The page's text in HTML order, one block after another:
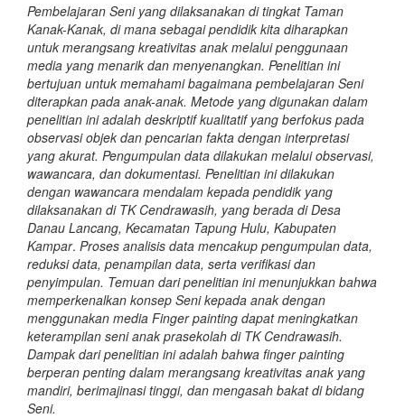
Pembelajaran Seni yang dilaksanakan di tingkat Taman
Kanak-Kanak, di mana sebagai pendidik kita diharapkan
untuk merangsang kreativitas anak melalui penggunaan
media yang menarik dan menyenangkan. Penelitian ini
bertujuan untuk memahami bagaimana pembelajaran Seni
diterapkan pada anak-anak. Metode yang digunakan dalam
penelitian ini adalah deskriptif kualitatif yang berfokus pada
observasi objek dan pencarian fakta dengan interpretasi
yang akurat. Pengumpulan data dilakukan melalui observasi,
wawancara, dan dokumentasi. Penelitian ini dilakukan
dengan wawancara mendalam kepada pendidik yang
dilaksanakan di TK Cendrawasih, yang berada di Desa
Danau Lancang, Kecamatan Tapung Hulu, Kabupaten
Kampar. Proses analisis data mencakup pengumpulan data,
reduksi data, penampilan data, serta verifikasi dan
penyimpulan. Temuan dari penelitian ini menunjukkan bahwa
memperkenalkan konsep Seni kepada anak dengan
menggunakan media Finger painting dapat meningkatkan
keterampilan seni anak prasekolah di TK Cendrawasih.
Dampak dari penelitian ini adalah bahwa finger painting
berperan penting dalam merangsang kreativitas anak yang
mandiri, berimajinasi tinggi, dan mengasah bakat di bidang
Seni.